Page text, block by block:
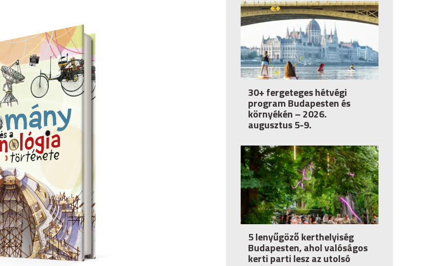
30+ fergeteges hétvégi
program Budapesten és
környékén – 2026.
augusztus 5-9.
5 lenyűgöző kerthelyiség
Budapesten, ahol valóságos
kerti parti lesz az utolsó